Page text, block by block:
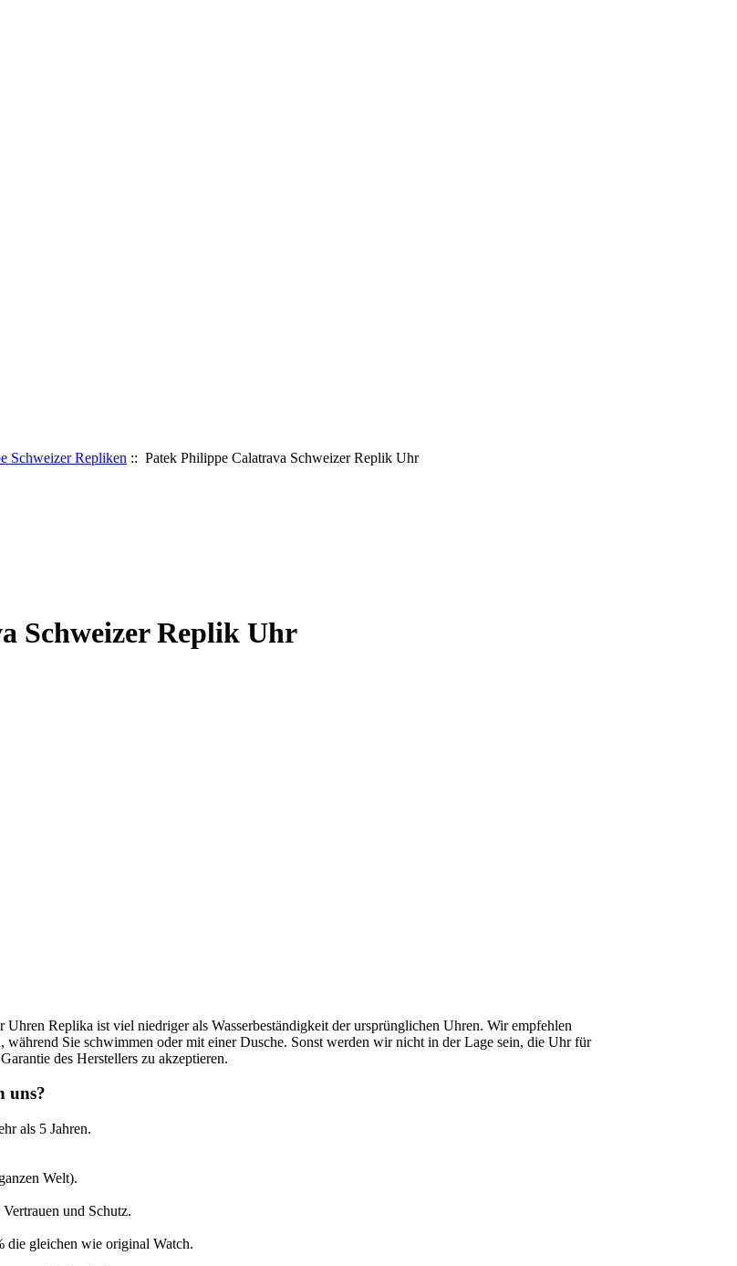
Schweizer Repliken :: Patek Philippe Calatrava Schweizer Replik Uhr
Schweizer Replik Uhr
Uhren Replika ist viel niedriger als Wasserbeständigkeit der ursprünglichen Uhren. Wir empfehlen
während Sie schwimmen oder mit einer Dusche. Sonst werden wir nicht in der Lage sein, die Uhr für
des Herstellers zu akzeptieren.
uns?
als 5 Jahren.
Welt).
und Schutz.
die gleichen wie original Watch.